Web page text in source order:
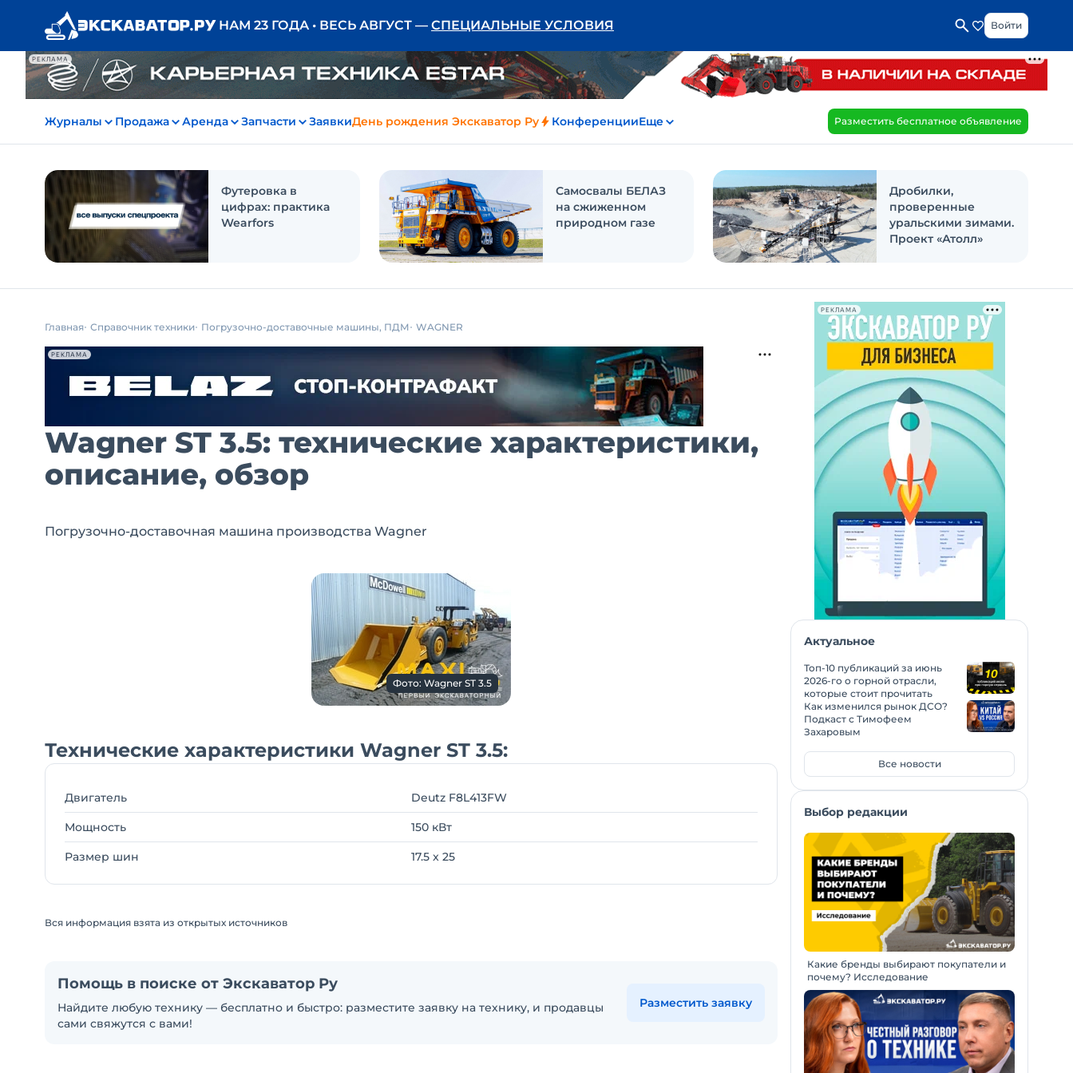
РЕКЛАМА
НАМ 23 ГОДА • ВЕСЬ АВГУСТ — СПЕЦИАЛЬНЫЕ УСЛОВИЯ Войти
Журналы Продажа Аренда Запчасти ЗаявкиДень рождения Экскаватор Ру КонференцииЕще Разместить бесплатное объявление
Футеровка в
цифрах: практика
Wearfors
Самосвалы БЕЛАЗ
на сжиженном
природном газе
Дробилки,
проверенные
уральскими зимами.
Проект «Атолл»
Главная Справочник техники Погрузочно-доставочные машины, ПДМ WAGNER
РЕКЛАМА
Wagner ST 3.5: технические характеристики,
описание, обзор
Погрузочно-доставочная машина производства Wagner
Фото: Wagner ST 3.5
Технические характеристики Wagner ST 3.5:
Двигатель Deutz F8L413FW
Мощность 150 кВт
Размер шин 17.5 x 25
Вся информация взята из открытых источников
Помощь в поиске от Экскаватор Ру
Найдите любую технику — бесплатно и быстро: разместите заявку на технику, и продавцы
сами свяжутся с вами!
Разместить заявку
РЕКЛАМА
Актуальное
Топ-10 публикаций за июнь
2026-го о горной отрасли,
которые стоит прочитать
Как изменился рынок ДСО?
Подкаст с Тимофеем
Захаровым
Все новости
Выбор редакции
Какие бренды выбирают покупатели и
почему? Исследование